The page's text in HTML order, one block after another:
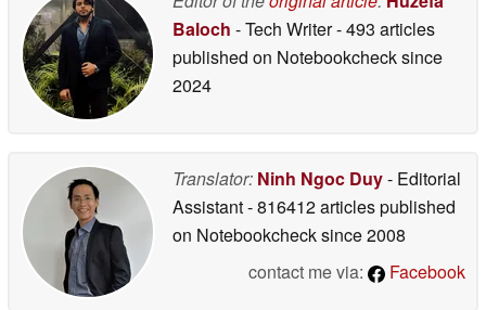
Baloch - Tech Writer- 493 articles
published on Notebookchecksince
2024
Translator: Ninh Ngoc Duy- Editorial
Assistant- 816412 articles published
on Notebookchecksince 2008
contact me via:
Facebook